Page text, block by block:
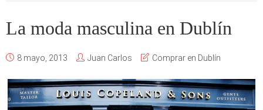
La moda masculina en Dublín
8 mayo, 2013 Juan Carlos Comprar en Dublín